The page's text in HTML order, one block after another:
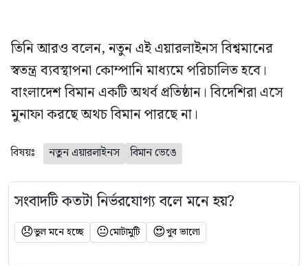
তিনি আরও বলেন, নতুন এই এয়ারলাইনস বিশ্বমানের
স্বতন্ত্র ব্যবস্থাপনা কোম্পানি মাধ্যমে পরিচালিত হবে।
বাংলাদেশ বিমান একটি অথর্ব প্রতিষ্ঠান। বিদেশিরা এসে
মুনাফা করছে অথচ বিমান পারছে না।
বিষয়ঃ নতুন এয়ারলাইনস বিমান ভেঙে
সংবাদটি কতটা নির্ভরযোগ্য বলে মনে হয়?
😞ভুল মনে হচ্ছে 😐মোটামুটি 😍খুব ভালো